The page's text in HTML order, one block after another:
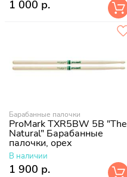
1 000 р.
Барабанные палочки
ProMark TXR5BW 5B "The
Natural" Барабанные
палочки, орех
В наличии
1 900 р.